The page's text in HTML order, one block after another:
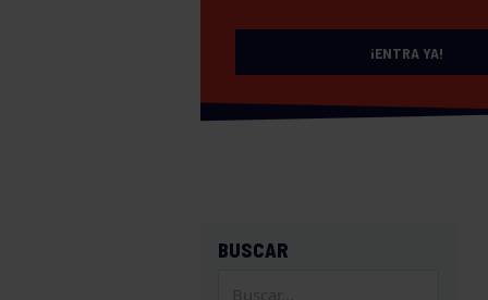
¡ENTRA YA!
BUSCAR